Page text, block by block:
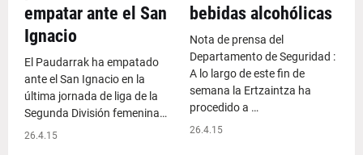
empatar ante el San
Ignacio
El Paudarrak ha empatado
ante el San Ignacio en la
última jornada de liga de la
Segunda División femenina…
26.4.15
bebidas alcohólicas
Nota de prensa del
Departamento de Seguridad :
A lo largo de este fin de
semana la Ertzaintza ha
procedido a …
26.4.15